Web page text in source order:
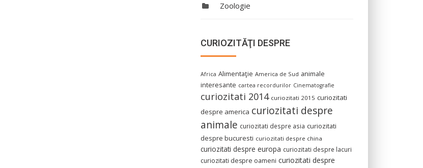
Zoologie
CURIOZITĂŢI DESPRE
Africa Alimentaţie America de Sud animale
interesante cartea recordurilor Cinematografie
curiozitati 2014 curiozitati 2015 curiozitati
despre america curiozitati despre
animale curiozitati despre asia curiozitati
despre bucuresti curiozitati despre china
curiozitati despre europa curiozitati despre lacuri
curiozitati despre oameni curiozitati despre